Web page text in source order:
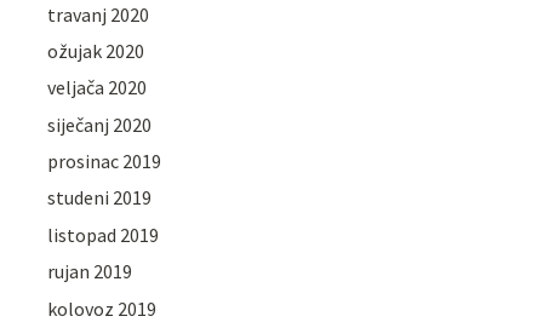
travanj 2020
ožujak 2020
veljača 2020
siječanj 2020
prosinac 2019
studeni 2019
listopad 2019
rujan 2019
kolovoz 2019